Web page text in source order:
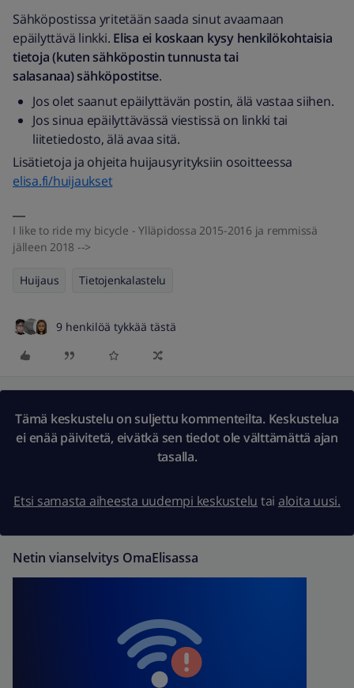
Sähköpostissa yritetään saada sinut avaamaan
epäilyttävä linkki. Elisa ei koskaan kysy henkilökohtaisia
tietoja (kuten sähköpostin tunnusta tai
salasanaa) sähköpostitse.
Jos olet saanut epäilyttävän postin, älä vastaa siihen.
Jos sinua epäilyttävässä viestissä on linkki tai
liitetiedosto, älä avaa sitä.
Lisätietoja ja ohjeita huijausyrityksiin osoitteessa
elisa.fi/huijaukset
I like to ride my bicycle - Ylläpidossa 2015-2016 ja remmissä
jälleen 2018 -->
Huijaus Tietojenkalastelu
9 henkilöä tykkää tästä
Tämä keskustelu on suljettu kommenteilta. Keskustelua
ei enää päivitetä, eivätkä sen tiedot ole välttämättä ajan
tasalla.
Etsi samasta aiheesta uudempi keskustelu tai aloita uusi.
Netin vianselvitys OmaElisassa